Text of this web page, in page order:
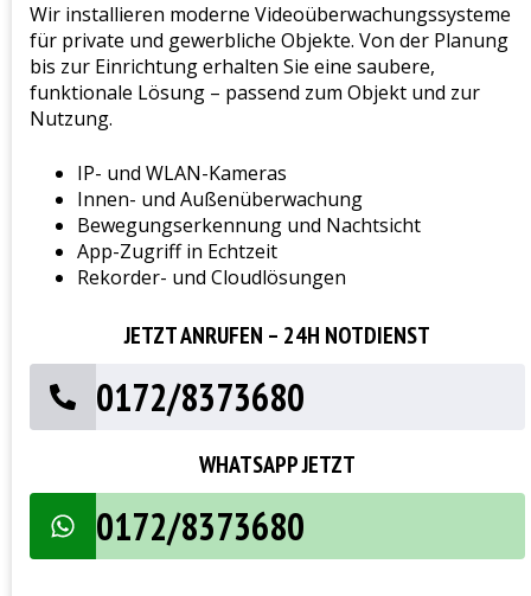
Wir installieren moderne Videoüberwachungssysteme
für private und gewerbliche Objekte. Von der Planung
bis zur Einrichtung erhalten Sie eine saubere,
funktionale Lösung – passend zum Objekt und zur
Nutzung.
IP- und WLAN-Kameras
Innen- und Außenüberwachung
Bewegungserkennung und Nachtsicht
App-Zugriff in Echtzeit
Rekorder- und Cloudlösungen
JETZT ANRUFEN – 24H NOTDIENST
0172/8373680
WHATSAPP JETZT
0172/8373680